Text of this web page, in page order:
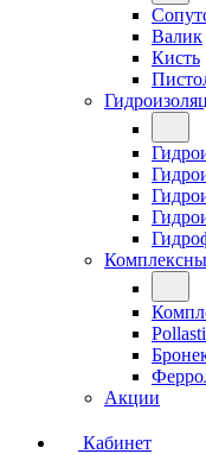
Валик
Кисть
Акции
Кабинет